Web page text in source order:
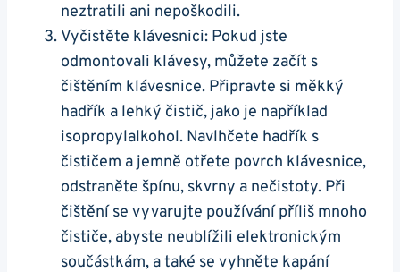
neztratili ani nepoškodili.
Vyčistěte klávesnici: Pokud jste
odmontovali klávesy, můžete začít s
čištěním klávesnice. Připravte si měkký
hadřík a lehký čistič, ⁣jako je například
isopropylalkohol. Navlhčete ​hadřík s
čističem a jemně otřete povrch klávesnice,
⁢odstraněte špínu, skvrny a nečistoty. Při
čištění se vyvarujte používání příliš mnoho
čističe, abyste neublížili elektronickým
součástkám, a také se vyhněte‌ kapání